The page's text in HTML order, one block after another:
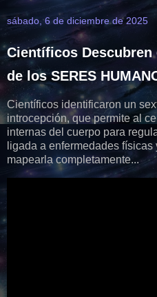
sábado, 6 de diciembre de 2025
Científicos Descubren
de los SERES
Científicos identificaron un
introcepción, que permite al
internas del cuerpo para
ligada a enfermedades
mapearla completamente...